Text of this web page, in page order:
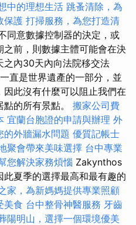
中的理想生活 跳蚤清除，為
保護 打掃服務，為您打造清
同意數據控制器的決定，或
前，則數據主體可能會在決
之內30天內向法院移交法
直是世界遺產的一部分，並
此沒有什麼可以阻止我們在
的所有景點。 搬家公司費
宜蘭台胞證的申請與辦理 外
的外牆漏水問題 優質記帳士
聚會帶來美味選擇 台中專業
您解決家務煩惱 Zakynthos
夏季的選擇最高和最有趣的
家，為新媽媽提供專業照顧
美食 台中整骨神醫服務 牙齒
陽明山，選擇一個環境優美